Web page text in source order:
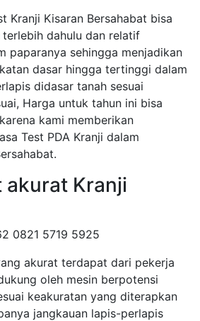
Kranji Kisaran Bersahabat bisa
dahulu dan relatif
paparanya sehingga menjadikan
dasar hingga tertinggi dalam
didasar tanah sesuai
Harga untuk tahun ini bisa
kami memberikan
Test PDA Kranji dalam
akurat Kranji
0821 5719 5925
akurat terdapat dari pekerja
oleh mesin berpotensi
keakuratan yang diterapkan
jangkauan lapis-perlapis